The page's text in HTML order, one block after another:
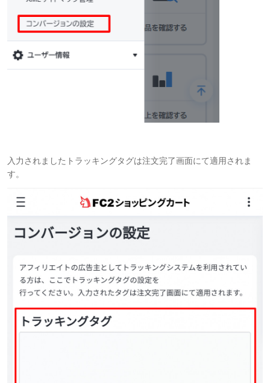
入力されましたトラッキングタグは注文完了画面にて適用されま
す。